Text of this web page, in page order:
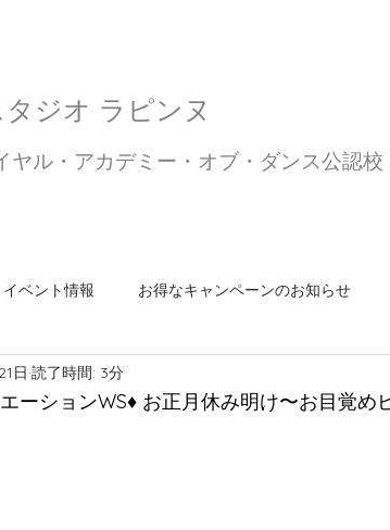
ジオ ラピンヌ
ヤル・アカデミー・オブ・ダンス公認校
イベント情報 お得なキャンペーンのお知らせ
パ・ド・ドゥクラス
ーションWS♦︎ お正月休み明け〜お目覚め
日 読了時間: 3分